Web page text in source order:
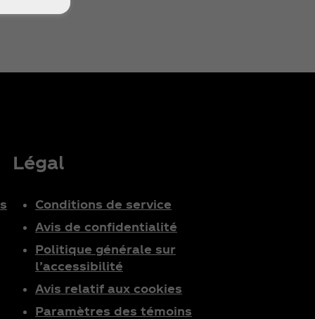
Légal
Conditions de service
Avis de confidentialité
Politique générale sur
l’accessibilité
Avis relatif aux cookies
Paramètres des témoins